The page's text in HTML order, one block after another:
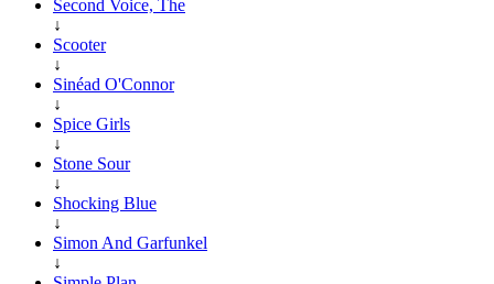
Second Voice, The
↓
Scooter
↓
Sinéad O'Connor
↓
Spice Girls
↓
Stone Sour
↓
Shocking Blue
↓
Simon And Garfunkel
↓